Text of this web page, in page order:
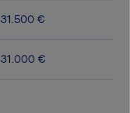
31.500 €
31.000 €